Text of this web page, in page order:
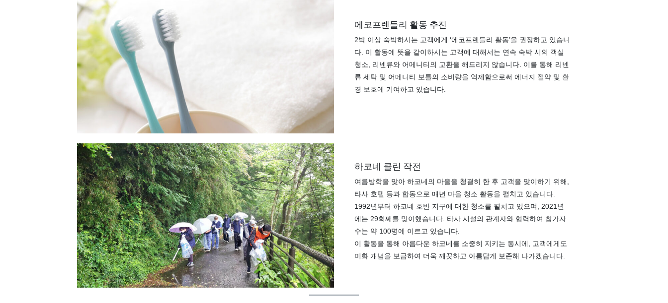
에코프렌들리 활동 추진
2박 이상 숙박하시는 고객에게 ‘에코프렌들리 활동’을 권장하고 있습니
다. 이 활동에 뜻을 같이하시는 고객에 대해서는 연속 숙박 시의 객실
청소, 리넨류와 어메니티의 교환을 해드리지 않습니다. 이를 통해 리넨
류 세탁 및 어메니티 보틀의 소비량을 억제함으로써 에너지 절약 및 환
경 보호에 기여하고 있습니다.
하코네 클린 작전
여름방학을 맞아 하코네의 마을을 청결히 한 후 고객을 맞이하기 위해,
타사 호텔 등과 합동으로 매년 마을 청소 활동을 펼치고 있습니다.
1992년부터 하코네 호반 지구에 대한 청소를 펼치고 있으며, 2021년
에는 29회째를 맞이했습니다. 타사 시설의 관계자와 협력하여 참가자
수는 약 100명에 이르고 있습니다.
이 활동을 통해 아름다운 하코네를 소중히 지키는 동시에, 고객에게도
미화 개념을 보급하여 더욱 깨끗하고 아름답게 보존해 나가겠습니다.